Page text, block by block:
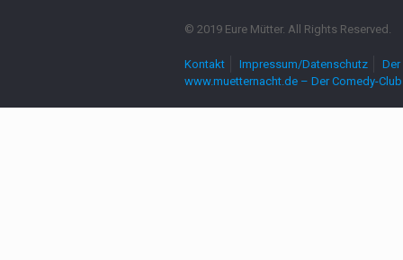
© 2019 Eure Mütter. All Rights Reserved.
Kontakt Impressum/Datenschutz
www.muetternacht.de – Der Comedy-Club